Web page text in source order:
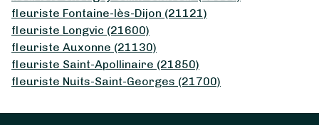
fleuriste Fontaine-lès-Dijon (21121)
fleuriste Longvic (21600)
fleuriste Auxonne (21130)
fleuriste Saint-Apollinaire (21850)
fleuriste Nuits-Saint-Georges (21700)